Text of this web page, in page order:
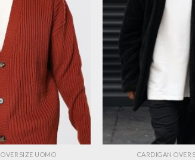
UOMO CARDIGAN